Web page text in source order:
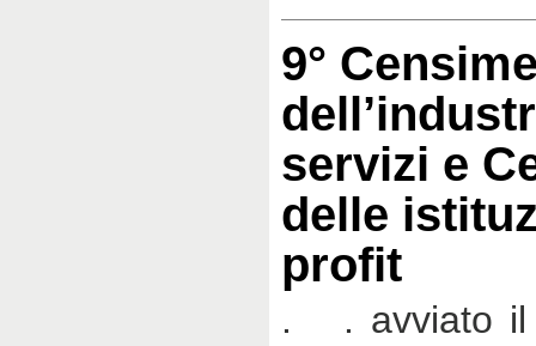
9°
servizi e
delle
profit
. . avviato il